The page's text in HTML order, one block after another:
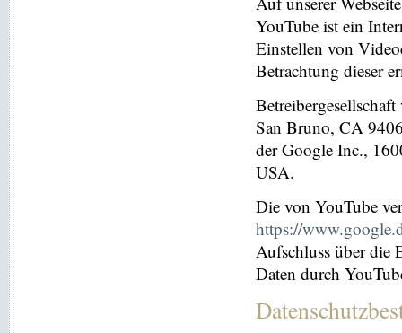
YouTube ist ein
Einstellen von
Betrachtung dieser
San Bruno, CA
der Google Inc.,
USA.
Die von YouTube
https://
Aufschluss über die
Daten durch